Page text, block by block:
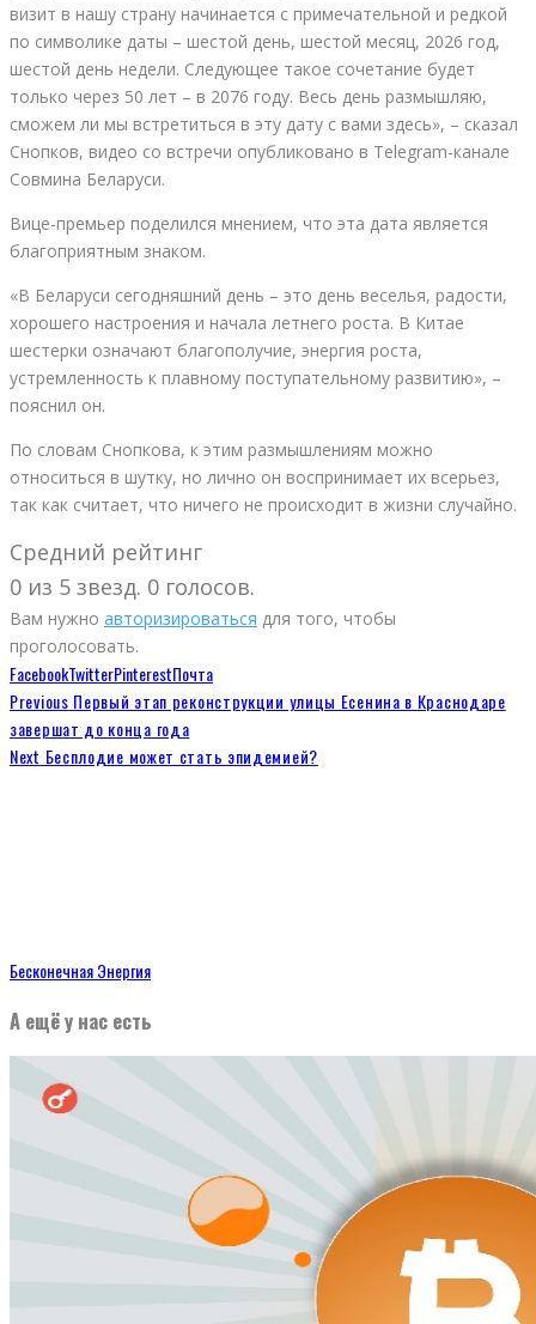
визит в нашу страну начинается с примечательной и редкой
по символике даты – шестой день, шестой месяц, 2026 год,
шестой день недели. Следующее такое сочетание будет
только через 50 лет – в 2076 году. Весь день размышляю,
сможем ли мы встретиться в эту дату с вами здесь», – сказал
Снопков, видео со встречи опубликовано в Telegram-канале
Совмина Беларуси.
Вице-премьер поделился мнением, что эта дата является
благоприятным знаком.
«В Беларуси сегодняшний день – это день веселья, радости,
хорошего настроения и начала летнего роста. В Китае
шестерки означают благополучие, энергия роста,
устремленность к плавному поступательному развитию», –
пояснил он.
По словам Снопкова, к этим размышлениям можно
относиться в шутку, но лично он воспринимает их всерьез,
так как считает, что ничего не происходит в жизни случайно.
Средний рейтинг
0 из 5 звезд. 0 голосов.
Вам нужно авторизироваться для того, чтобы
проголосовать.
FacebookTwitterPinterestПочта
Previous Первый этап реконструкции улицы Есенина в Краснодаре
завершат до конца года
Next Бесплодие может стать эпидемией?
Бесконечная Энергия
А ещё у нас есть